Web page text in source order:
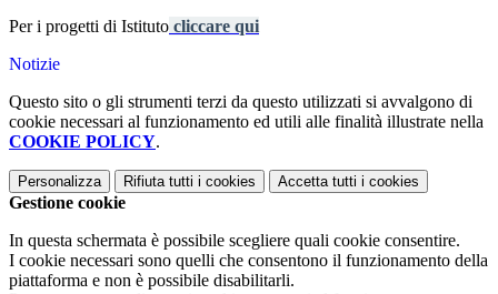
Per i progetti di Istituto cliccare qui
Notizie
Questo sito o gli strumenti terzi da questo utilizzati si avvalgono di
cookie necessari al funzionamento ed utili alle finalità illustrate nella
COOKIE POLICY.
Personalizza Rifiuta tutti i cookies Accetta tutti i cookies
Gestione cookie
In questa schermata è possibile scegliere quali cookie consentire.
I cookie necessari sono quelli che consentono il funzionamento della
piattaforma e non è possibile disabilitarli.